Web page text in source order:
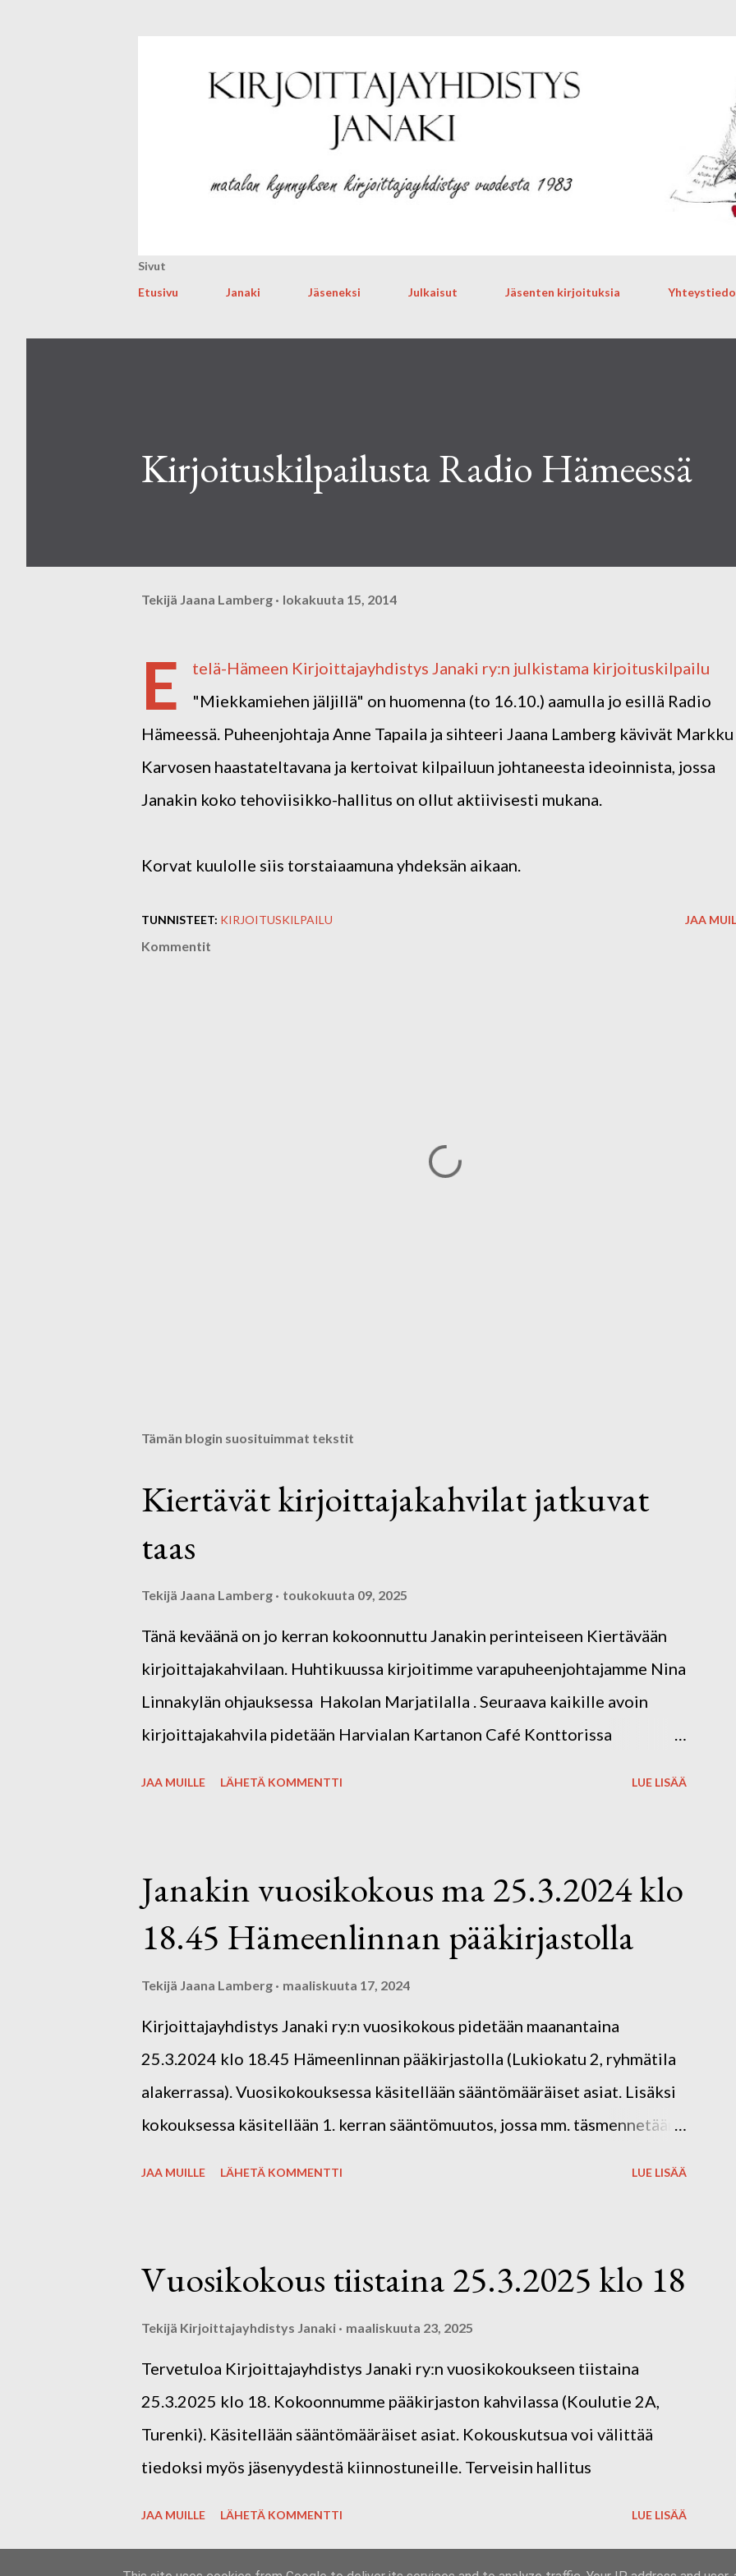
Sivut
Etusivu
Janaki Jäseneksi Julkaisut Jäsenten kirjoituksia
Kirjoituskilpailusta Radio Hämeessä
Tekijä Jaana Lamberg lokakuuta 15, 2014
E
telä-Hämeen Kirjoittajayhdistys Janaki ry:n julkistama kirjoituskilpailu
"Miekkamiehen jäljillä" on huomenna (to 16.10.) aamulla jo esillä Radio
Hämeessä. Puheenjohtaja Anne Tapaila ja sihteeri Jaana Lamberg kävivät Markku
Karvosen haastateltavana ja kertoivat kilpailuun johtaneesta ideoinnista, jossa
Janakin koko tehoviisikko-hallitus on ollut aktiivisesti mukana.
Korvat kuulolle siis torstaiaamuna yhdeksän aikaan.
TUNNISTEET: KIRJOITUSKILPAILU JAA
Kommentit
Tämän blogin suosituimmat tekstit
Kiertävät kirjoittajakahvilat jatkuvat
taas
Tekijä Jaana Lamberg toukokuuta 09, 2025
Tänä keväänä on jo kerran kokoonnuttu Janakin perinteiseen Kiertävään
kirjoittajakahvilaan. Huhtikuussa kirjoitimme varapuheenjohtajamme Nina
Linnakylän ohjauksessa Hakolan Marjatilalla . Seuraava kaikille avoin
kirjoittajakahvila pidetään Harvialan Kartanon Café Konttorissa
tapaamiskertoja. Tervetuloa mukaan! Kahvit ja kahvileivät
omakustanteisesti. Ota mukaan omat kirjoitusvälineet. Kuvassa Hakolan
JAA MUILLE LÄHETÄ KOMMENTTI LUE LISÄÄ
Janakin vuosikokous ma 25.3.2024 klo
18.45 Hämeenlinnan pääkirjastolla
Tekijä Jaana Lamberg maaliskuuta 17, 2024
Kirjoittajayhdistys Janaki ry:n vuosikokous pidetään maanantaina
25.3.2024 klo 18.45 Hämeenlinnan pääkirjastolla (Lukiokatu 2, ryhmätila
alakerrassa). Vuosikokouksessa käsitellään sääntömääräiset asiat. Lisäksi
kokouksessa käsitellään 1. kerran sääntömuutos, jossa mm. täsmennetään
ja tarinoihin. Tarinateatterin ohjaa Kaija Klemetti, joka on myös Janakin
hallituksen pitkäaikainen jäsen. Tarinateatterin jälkeen siirrymme
JAA MUILLE LÄHETÄ KOMMENTTI LUE LISÄÄ
Vuosikokous tiistaina 25.3.2025 klo 18
Tekijä Kirjoittajayhdistys Janaki maaliskuuta 23, 2025
Tervetuloa Kirjoittajayhdistys Janaki ry:n vuosikokoukseen tiistaina
25.3.2025 klo 18. Kokoonnumme pääkirjaston kahvilassa (Koulutie 2A,
Turenki). Käsitellään sääntömääräiset asiat. Kokouskutsua voi välittää
tiedoksi myös jäsenyydestä kiinnostuneille. Terveisin hallitus
JAA MUILLE LÄHETÄ KOMMENTTI LUE LISÄÄ